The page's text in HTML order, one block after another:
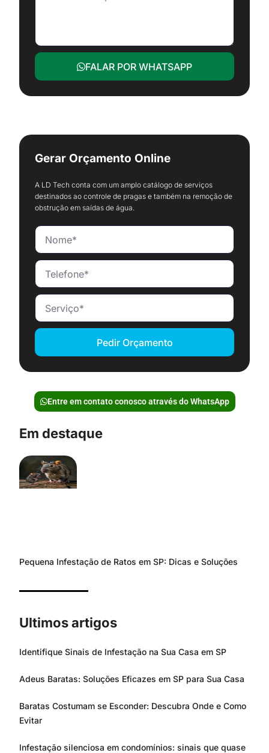
FALAR POR WHATSAPP
Gerar Orçamento Online
A LD Tech conta com um amplo catálogo de serviços
destinados ao controle de pragas e também na remoção de
obstrução em saídas de água.
Pedir Orçamento
Entre em contato conosco através do WhatsApp
Em destaque
Pequena Infestação de Ratos em SP: Dicas e Soluções
Ultimos artigos
Identifique Sinais de Infestação na Sua Casa em SP
Adeus Baratas: Soluções Eficazes em SP para Sua Casa
Baratas Costumam se Esconder: Descubra Onde e Como
Evitar
Infestação silenciosa em condomínios: sinais que quase